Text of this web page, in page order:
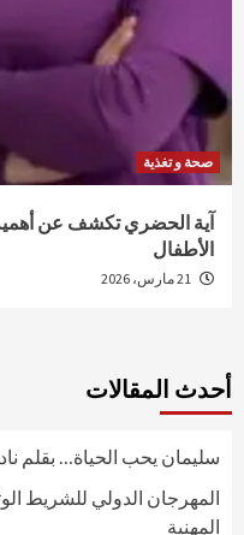
صحة و تغذية
آية الحضري تكشف عن
الأطفال
أحدث المقالات
سليمان يحب الحياة… بقلم
المهنية